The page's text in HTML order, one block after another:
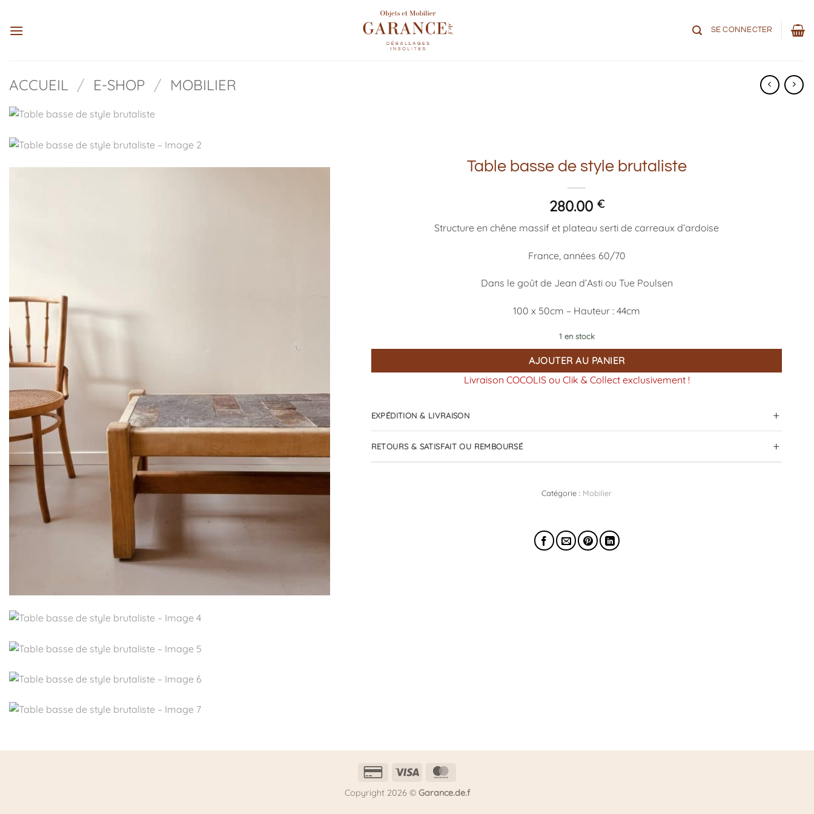
contenu
SE CONNECTER
ACCUEIL / E-SHOP / MOBILIER
Table basse de style brutaliste
280.00 €
Structure en chêne massif et plateau serti de carreaux d’ardoise
France, années 60/70
Dans le goût de Jean d’Asti ou Tue Poulsen
100 x 50cm – Hauteur : 44cm
1 en stock
AJOUTER AU PANIER
Livraison COCOLIS ou Clik & Collect exclusivement !
EXPÉDITION & LIVRAISON
RETOURS & SATISFAIT OU REMBOURSÉ
Catégorie : Mobilier
Credit
2
Visa
Copyright 2026 © Garance.de.f